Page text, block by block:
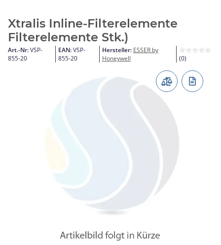
Xtralis Inline-Filterelemente
Filterelemente Stk.)
Art.-Nr: VSP-
855-20
EAN: VSP-
855-20
Hersteller: ESSER by
Honeywell
(0)